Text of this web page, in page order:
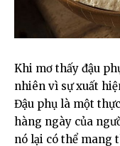
Khi mơ thấy đậu
nhiên vì sự xuất
Đậu phụ là một
hàng ngày của
nó lại có thể mang